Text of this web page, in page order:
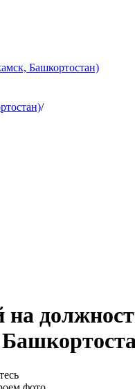
Башкортостан)
/
на